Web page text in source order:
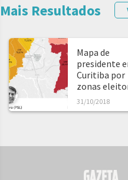
Mais Resultados
Mapa de
presidente
Curitiba por
zonas
31/10/2018